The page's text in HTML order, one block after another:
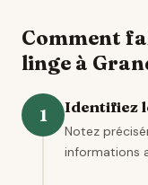
Comment
linge à
1 Identifiez
Notez
informations